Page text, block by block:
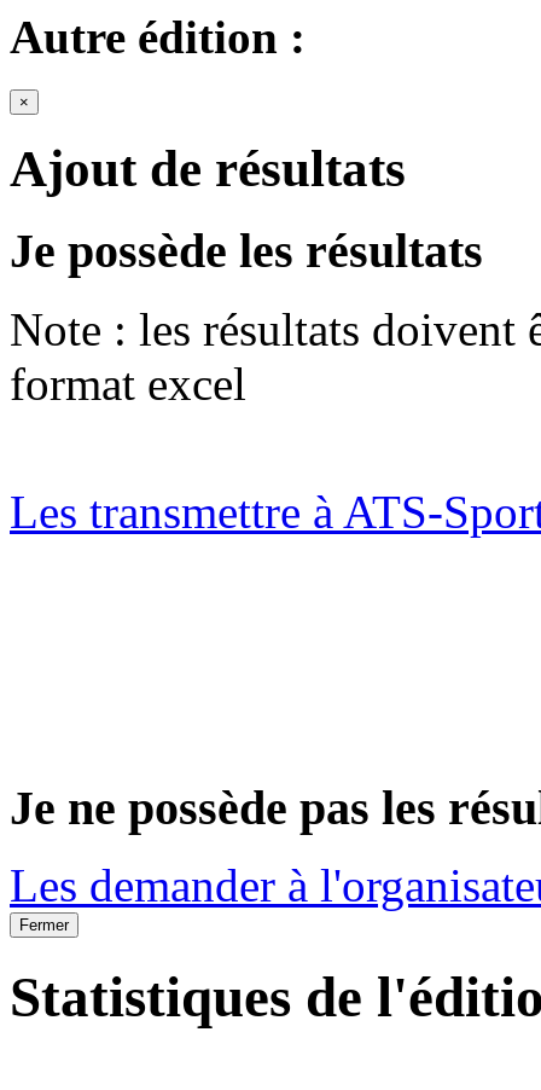
Autre édition :
×
Ajout de résultats
Je possède les résultats
Note : les résultats doivent
format excel
Les transmettre à ATS-
Je ne possède pas les
Les demander à
Fermer
Statistiques de